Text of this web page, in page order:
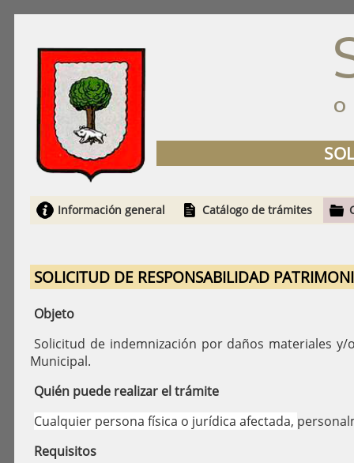
Información general Catálogo de trámites
SOLICITUD DE RESPONSABILIDAD
Objeto
Solicitud de indemnización por daños materiales
Municipal.
Quién puede realizar el trámite
Cualquier persona física o jurídica afectada,
Requisitos